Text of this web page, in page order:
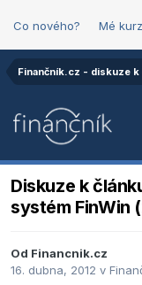
Co nového? Mé
Finančník.cz - diskuze k
Diskuze k
systém FinWin
Od Financnik.cz
16. dubna, 2012 v